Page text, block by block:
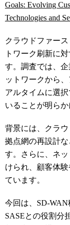
Goals: Evolving
Technologies and
クラウドファー
トワーク刷新に
す。調査では、
ットワークから
アルタイムに選
いることが明らか
背景には、クラウ
拠点網の再設計
す。さらに、ネ
けられ、顧客体
ています。
今回は、SD-
SASEとの役割分